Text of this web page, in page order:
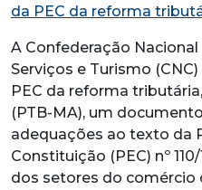
da PEC da reforma
A Confederação
Serviços e Turismo
PEC da reforma
(PTB-MA), um
adequações ao texto da
Constituição (PEC) nº
dos setores do comércio